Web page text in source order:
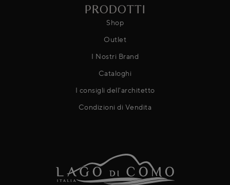
PRODOTTI
Shop
Outlet
I Nostri Brand
Cataloghi
I consigli dell'architetto
Condizioni di Vendita